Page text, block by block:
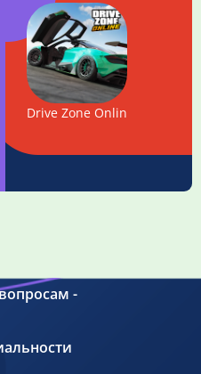
игра
Drive Zone Online
-